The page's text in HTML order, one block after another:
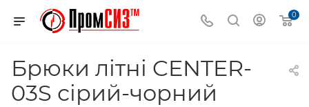
0
Брюки літні CENTER-
03S сірий-чорний